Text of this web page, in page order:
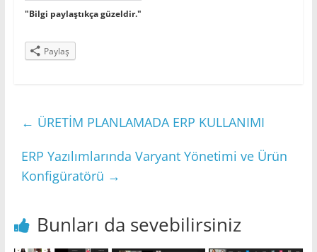
"Bilgi paylaştıkça güzeldir."
Paylaş
← ÜRETİM PLANLAMADA ERP KULLANIMI
ERP Yazılımlarında Varyant Yönetimi ve Ürün
Konfigüratörü →
Bunları da sevebilirsiniz